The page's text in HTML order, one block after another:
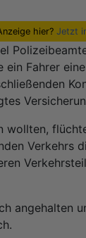
hier? Jetzt
Fahrer
wollten,
Verkehrs
angehalten